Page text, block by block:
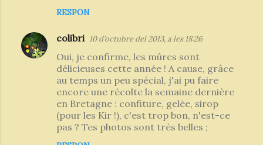
RESPON
colibri 10 d’octubre del 2013, a les 18:26
Oui, je confirme, les mûres sont
délicieuses cette année ! A cause, grâce
au temps un peu spécial, j'ai pu faire
encore une récolte la semaine dernière
en Bretagne : confiture, gelée, sirop
(pour les Kir !), c'est trop bon, n'est-ce
pas ? Tes photos sont très belles ;